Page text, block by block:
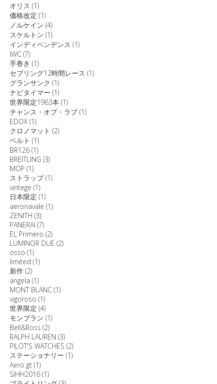
オリス (1)
価格改定 (1)
ノルケイン (4)
スケルトン (1)
インディペンデンス (1)
IWC (7)
手巻き (1)
セブリング12時間レース (1)
グランサンク (1)
ナビタイマー (1)
世界限定1963本 (1)
チャンス・オブ・ラブ (1)
EDOX (1)
クロノマット (2)
ベルト (1)
BR126 (1)
BREITLING (3)
MOP (1)
ストラップ(1)
vintege (1)
日本限定 (1)
aeronavale (1)
ZENITH (3)
PANERAI (7)
EL Primero (2)
LUMINOR DUE (2)
osso (1)
limited (1)
新作 (2)
angela (1)
MONT BLANC (1)
vigoroso (1)
世界限定 (4)
モンブラン (1)
Bell&Ross (2)
RALPH LAUREN (3)
PILOT'S WATCHES (2)
ステーショナリー (1)
Aero gt (1)
SIHH2016 (1)